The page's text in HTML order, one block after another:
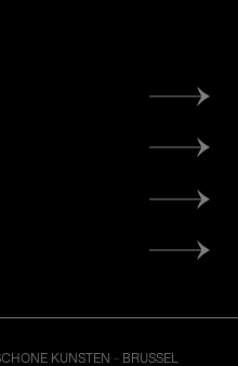
KUNSTEN - BRUSSEL